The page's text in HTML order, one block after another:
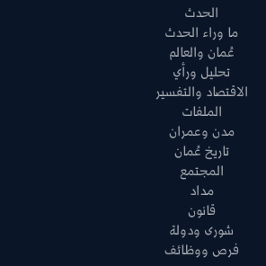
الحدث
ما وراء الحدث
عُمان والعالم
تحليل ورأي
الاقتصاد والتفسير
الملفات
مدن وعمران
تاريخ عُمان
المجتمع
مداد
قانون
شورى ودولة
فرص ووظائف